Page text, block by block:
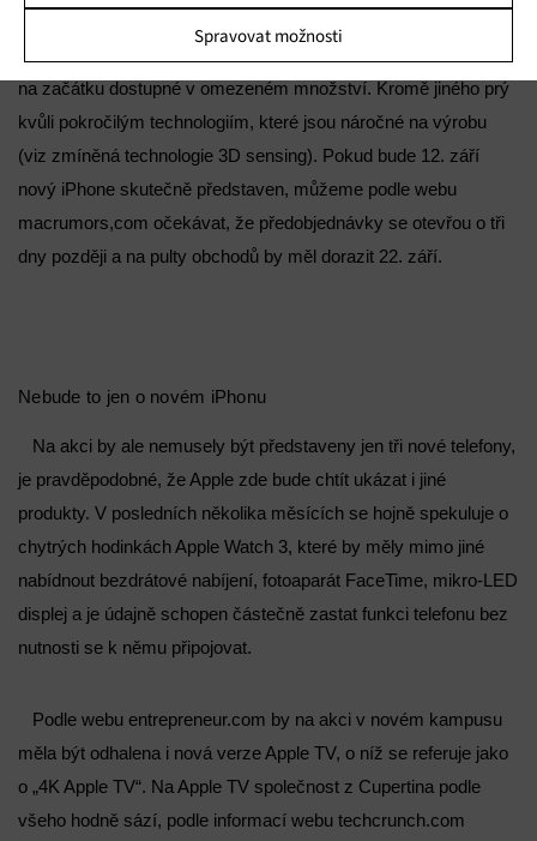
Ukládání a/nebo přístup k informacím v zařízení, Porozumění
publiku prostřednictvím statistik nebo kombinací údajů z
různých zdrojů.
Marketing
Ukládání a/nebo přístup k informacím v zařízení, Použití
omezených údajů k výběru reklam, Vytváření profilů pro
personalizovanou reklamu, Používání profilů k výběru
personalizované reklamy, Vytváření profilů pro
Funkce
údajů, Propojení různých zařízení, Identifikace
zařízení na základě automaticky přenášených
informací.
Zajištění bezpečnosti, předcházení a zjišťování
zobrazování reklamy a obsahu, Ukládání a sdělování
voleb ochrany osobních údajů.
Vždy aktivní
Spravovat možnosti
na začátku dostupné v omezeném množství. Kromě jiného prý
kvůli pokročilým technologiím, které jsou náročné na výrobu
(viz zmíněná technologie 3D sensing). Pokud bude 12. září
nový iPhone skutečně představen, můžeme podle webu
macrumors,com očekávat, že předobjednávky se otevřou o tři
dny později a na pulty obchodů by měl dorazit 22. září.
Nebude to jen o novém iPhonu
Na akci by ale nemusely být představeny jen tři nové telefony,
je pravděpodobné, že Apple zde bude chtít ukázat i jiné
produkty. V posledních několika měsících se hojně spekuluje o
chytrých hodinkách Apple Watch 3, které by měly mimo jiné
nabídnout bezdrátové nabíjení, fotoaparát FaceTime, mikro-LED
displej a je údajně schopen částečně zastat funkci telefonu bez
nutnosti se k němu připojovat.
Podle webu entrepreneur.com by na akci v novém kampusu
měla být odhalena i nová verze Apple TV, o níž se referuje jako
o „4K Apple TV“. Na Apple TV společnost z Cupertina podle
všeho hodně sází, podle informací webu techcrunch.com